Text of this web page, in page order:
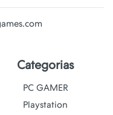
Categorias
PC GAMER
Playstation